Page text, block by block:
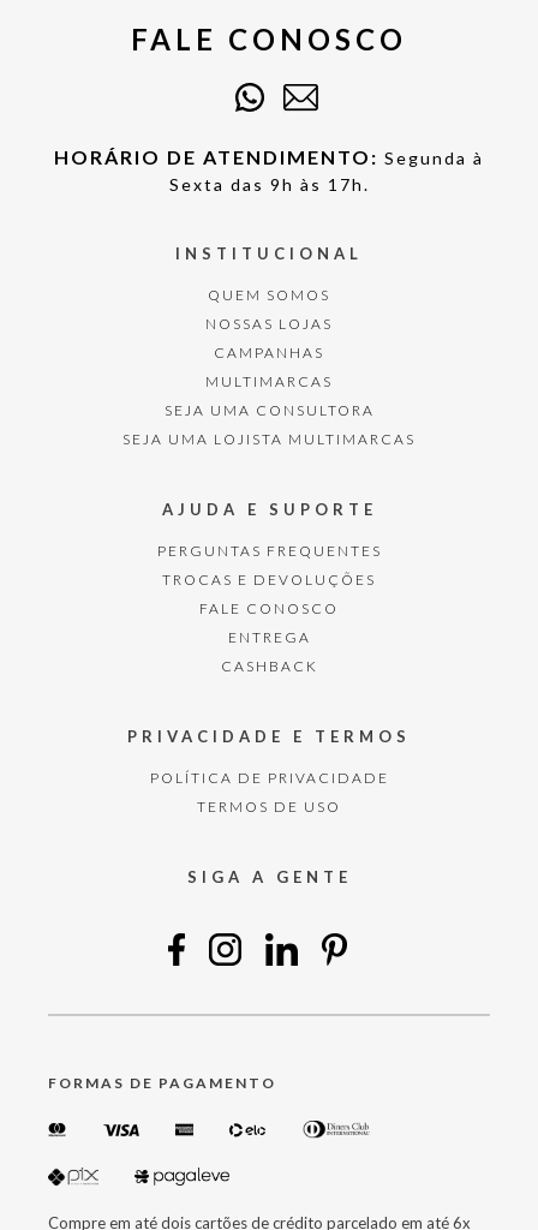
FALE CONOSCO
HORÁRIO DE ATENDIMENTO: Segunda à
Sexta das 9h às 17h.
INSTITUCIONAL
QUEM SOMOS
NOSSAS LOJAS
CAMPANHAS
MULTIMARCAS
SEJA UMA CONSULTORA
SEJA UMA LOJISTA MULTIMARCAS
AJUDA E SUPORTE
PERGUNTAS FREQUENTES
TROCAS E DEVOLUÇÕES
FALE CONOSCO
ENTREGA
CASHBACK
PRIVACIDADE E TERMOS
POLÍTICA DE PRIVACIDADE
TERMOS DE USO
SIGA A GENTE
FORMAS DE PAGAMENTO
Compre em até dois cartões de crédito parcelado em até 6x